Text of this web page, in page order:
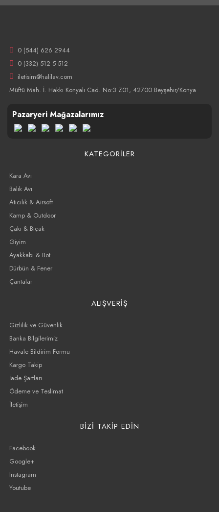
0 (544) 626 2944
0 (332) 512 5 512
iletisim@halilav.com
Müftü Mah. İ. Hakkı Konyalı Cad. No:3 Z01, 42700 Beyşehir/Konya
Pazaryeri Mağazalarımız
KATEGORİLER
Kara Avı
Balık Avı
Atıcılık & Airsoft
Kamp & Outdoor
Çakı & Bıçak
Giyim
Ayakkabı & Bot
Dürbün & Fener
Çantalar
ALIŞVERİŞ
Gizlilik ve Güvenlik
Banka Bilgilerimiz
Havale Bildirim Formu
Kargo Takip
İade Şartları
Ödeme ve Teslimat
İletişim
BİZİ TAKİP EDİN
Facebook
Google+
Instagram
Youtube